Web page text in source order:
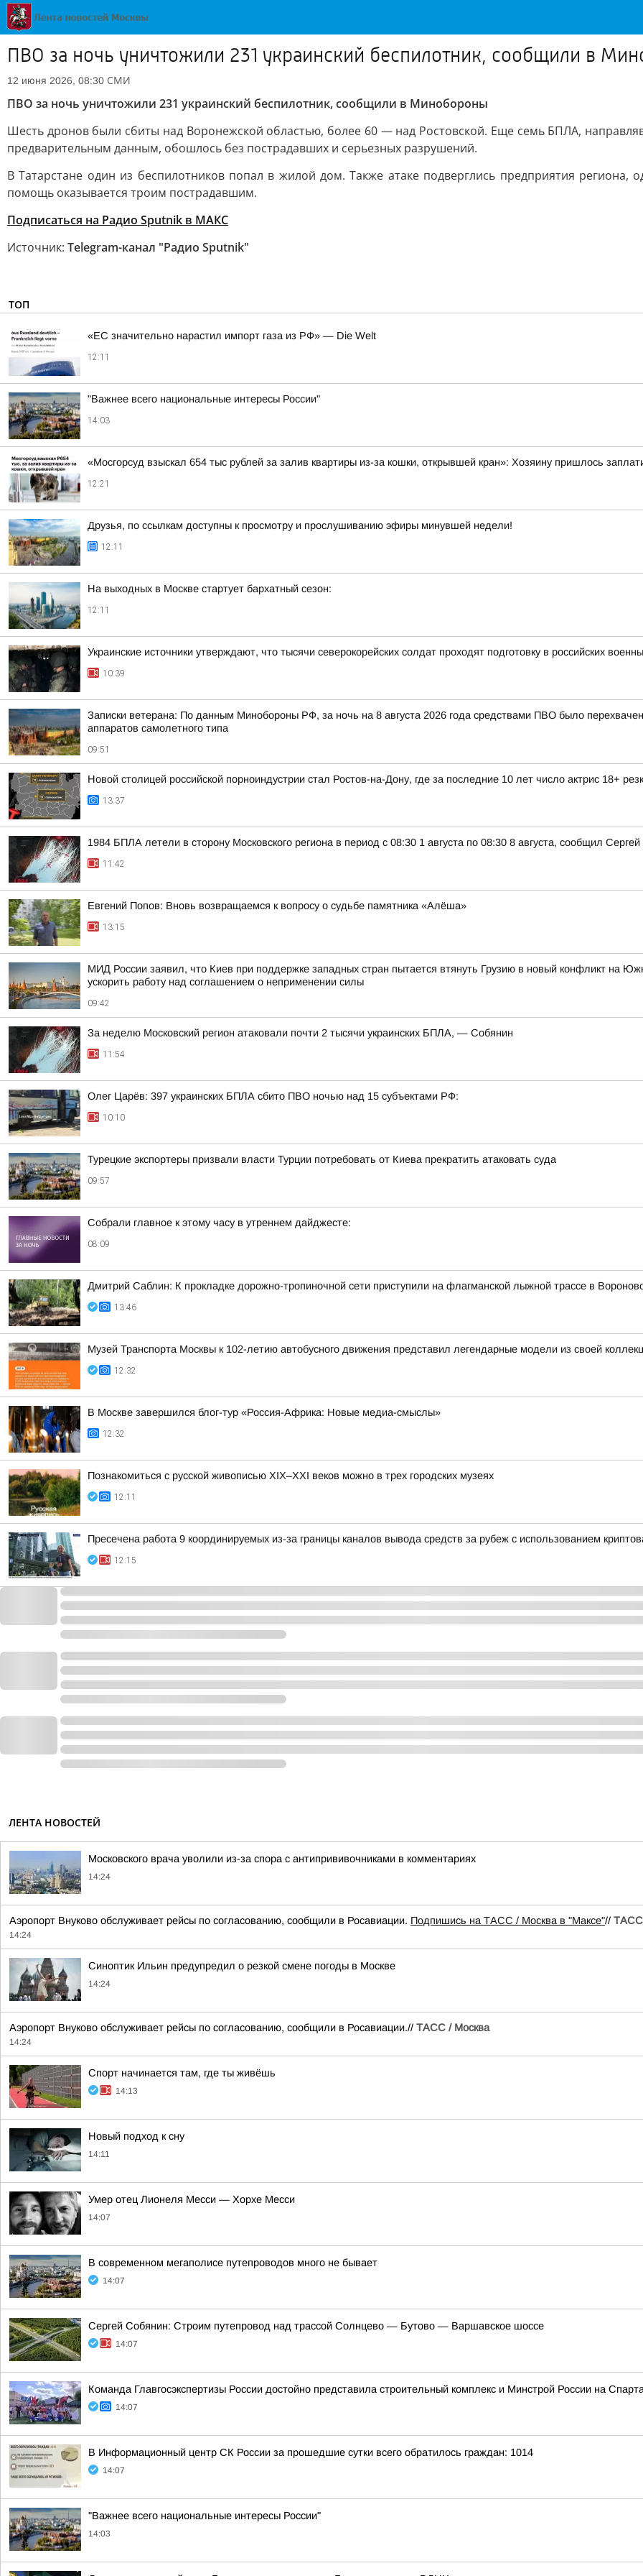
ПВО за ночь уничтожили 231 украинский беспилотник, сообщили в
12 июня 2026, 08:30 СМИ
ПВО за ночь уничтожили 231 украинский беспилотник, сообщили в Минобороны
Шесть дронов были сбиты над Воронежской областью, более 60 — над Ростовской. Еще семь БПЛА,
предварительным данным, обошлось без пострадавших и серьезных разрушений.
В Татарстане один из беспилотников попал в жилой дом. Также атаке подверглись предприятия региона,
помощь оказывается троим пострадавшим.
Подписаться на Радио Sputnik в МАКС
Источник: Telegram-канал "Радио Sputnik"
ТОП
«ЕС значительно нарастил импорт газа из РФ» — Die Welt
12:11
"Важнее всего национальные интересы России"
14:03
«Мосгорсуд взыскал 654 тыс рублей за залив квартиры из-за кошки, открывшей кран»: Хозяину пришлось
12:21
Друзья, по ссылкам доступны к просмотру и прослушиванию эфиры минувшей недели!
12:11
На выходных в Москве стартует бархатный сезон:
12:11
Украинские источники утверждают, что тысячи северокорейских солдат проходят подготовку в российских
10:39
Записки ветерана: По данным Минобороны РФ, за ночь на 8 августа 2026 года средствами ПВО было
аппаратов самолетного типа
09:51
Новой столицей российской порноиндустрии стал Ростов-на-Дону, где за последние 10 лет число актрис 18+
13:37
1984 БПЛА летели в сторону Московского региона в период с 08:30 1 августа по 08:30 8 августа, сообщил
11:42
Евгений Попов: Вновь возвращаемся к вопросу о судьбе памятника «Алёша»
13:15
МИД России заявил, что Киев при поддержке западных стран пытается втянуть Грузию в новый конфликт на
ускорить работу над соглашением о неприменении силы
09:42
За неделю Московский регион атаковали почти 2 тысячи украинских БПЛА, — Собянин
11:54
Олег Царёв: 397 украинских БПЛА сбито ПВО ночью над 15 субъектами РФ:
10:10
Турецкие экспортеры призвали власти Турции потребовать от Киева прекратить атаковать суда
09:57
Собрали главное к этому часу в утреннем дайджесте:
08:09
Дмитрий Саблин: К прокладке дорожно-тропиночной сети приступили на флагманской лыжной трассе в
13:46
Музей Транспорта Москвы к 102-летию автобусного движения представил легендарные модели из своей
12:32
В Москве завершился блог-тур «Россия-Африка: Новые медиа-смыслы»
12:32
Познакомиться с русской живописью XIX–XXI веков можно в трех городских музеях
12:11
Пресечена работа 9 координируемых из-за границы каналов вывода средств за рубеж с использованием
12:15
ЛЕНТА НОВОСТЕЙ
Московского врача уволили из-за спора с антипрививочниками в комментариях
14:24
Аэропорт Внуково обслуживает рейсы по согласованию, сообщили в Росавиации. Подпишись на ТАСС / Москва в "Максе"// ТАСС
14:24
Синоптик Ильин предупредил о резкой смене погоды в Москве
14:24
Аэропорт Внуково обслуживает рейсы по согласованию, сообщили в Росавиации.// ТАСС / Москва
14:24
Спорт начинается там, где ты живёшь
14:13
Новый подход к сну
14:11
Умер отец Лионеля Месси — Хорхе Месси
14:07
В современном мегаполисе путепроводов много не бывает
14:07
Сергей Собянин: Строим путепровод над трассой Солнцево — Бутово — Варшавское шоссе
14:07
Команда Главгосэкспертизы России достойно представила строительный комплекс и Минстрой России на
14:07
В Информационный центр СК России за прошедшие сутки всего обратилось граждан: 1014
14:07
"Важнее всего национальные интересы России"
14:03